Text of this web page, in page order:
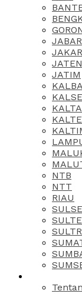
JABAR
JATIM
NTB
NTT
RIAU